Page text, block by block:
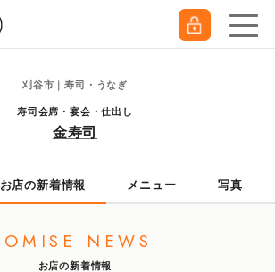
刈谷市｜寿司・うなぎ
寿司会席・宴会・仕出し
金寿司
お店の新着情報 メニュー 写真
OMISE NEWS
お店の新着情報